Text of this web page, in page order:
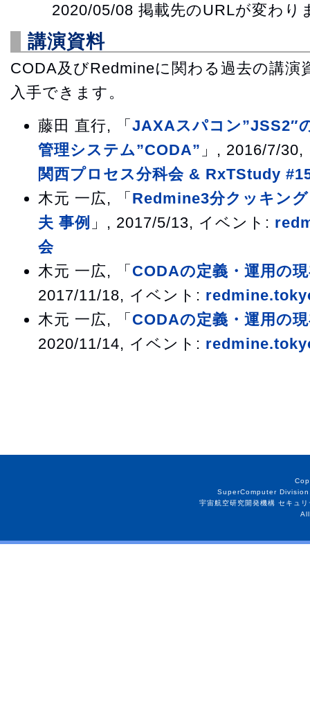
2020/05/08 掲載先のURLが変わり
講演資料
CODA及びRedmineに関わる過去の講演
入手できます。
藤田 直行, 「 JAXAスパコン”JSS2″
管理システム”CODA” 」, 2016/7/
関西プロセス分科会 & RxTStudy
木元 一広, 「 Redmine3分クッキン
夫 事例 」, 2017/5/13, イベント:
会
木元 一広, 「 CODAの定義・運用の
2017/11/18, イベント:
木元 一広, 「 CODAの定義・運用の
2020/11/14, イベント:
SuperComputer
宇宙航空研究開発機構 セキュ